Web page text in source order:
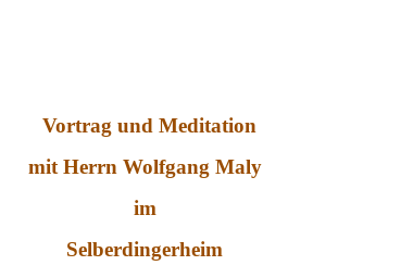
Vortrag und Meditation
mit Herrn Wolfgang Maly
im
Selberdingerheim